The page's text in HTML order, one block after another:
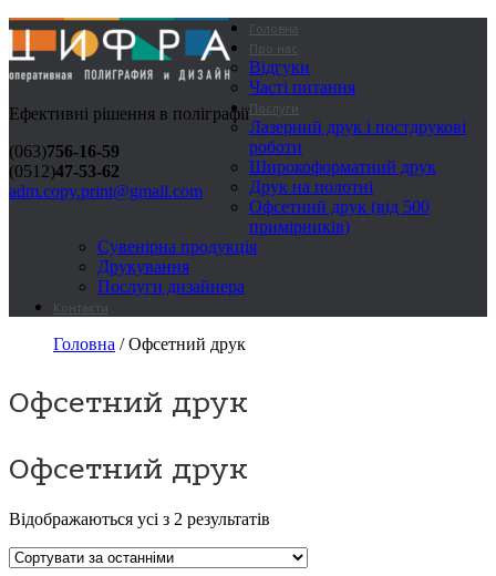
Ефективні рішення в поліграфії
(063)756-16-59
(0512)47-53-62
adm.copy.print@gmail.com
Головна
Про нас
Відгуки
Часті питання
Послуги
Лазерний друк і постдрукові
роботи
Широкоформатний друк
Друк на полотні
Офсетний друк (від 500
примірників)
Сувенірна продукція
Друкування
Послуги дизайнера
Контакти
Головна / Офсетний друк
Офсетний друк
Офсетний друк
Відображаються усі з 2 результатів